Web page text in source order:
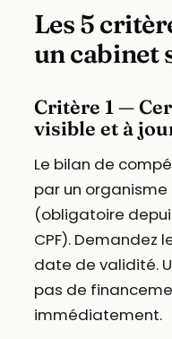
Les 5
un cabinet
Critère 1 —
visible et à
Le bilan de
par un
(obligatoire
CPF). Demandez
date de validité.
pas de
immédiatement.